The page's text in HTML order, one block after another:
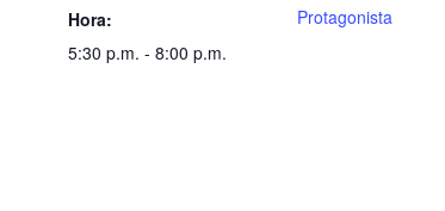
Hora:
5:30 p.m. - 8:00 p.m.
Protagonista